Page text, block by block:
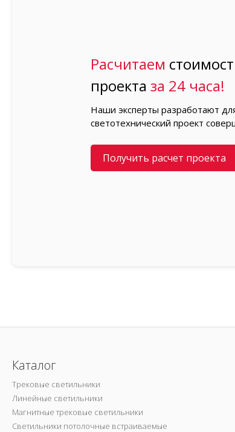
Расчитаем
проектаза 24 часа!
Наши эксперты разработают
светотехнический проект
Получить расчет проекта
Каталог
Трековые светильники
Линейные светильники
Магнитные трековые светильники
Светильники потолочные встраиваемые